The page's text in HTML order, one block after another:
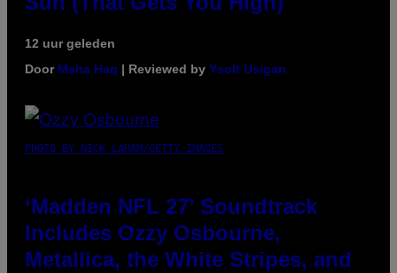
12 uur geleden
Door Maha Haq | Reviewed by Ysolt Usigan
PHOTO BY NICK LAHAM/GETTY IMAGES
‘Madden NFL 27’ Soundtrack
Includes Ozzy Osbourne,
Metallica, the White Stripes, and